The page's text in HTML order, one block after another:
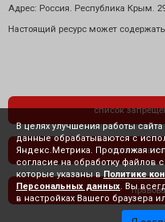
Адрес: Россия. Республика Крым.
Настоящий ресурс может
список
политика
В целях улучшения работы
данные обрабатываются с
Яндекс.Метрика. Продолжая
согласие на обработку файлов
которые указаны в Политике
Персональных данных . Вы
в настройках Вашего браузера